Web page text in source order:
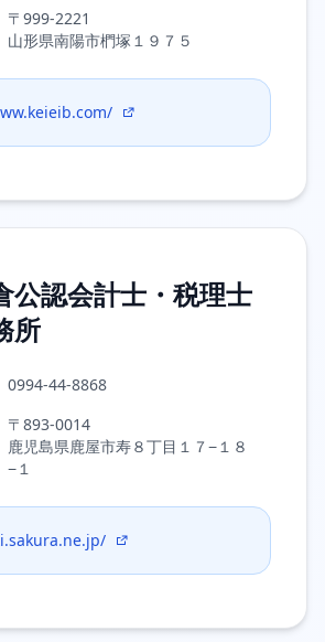
〒999-2221
山形県南陽市椚塚１９７５
公認会計士・税理士
所
0994-44-8868
〒893-0014
鹿児島県鹿屋市寿８丁目１７−１８
−１